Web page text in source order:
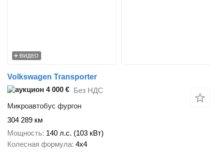
ВИДЕО
Volkswagen Transporter
4 000 € Без НДС
Микроавтобус фургон
304 289 км
Мощность 140 л.с. (103 кВт)
Колесная формула 4x4